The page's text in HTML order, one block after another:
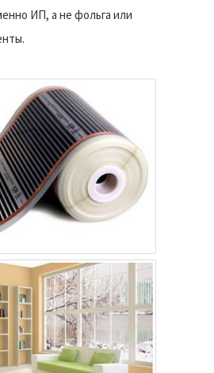
ИП, а не фольга или